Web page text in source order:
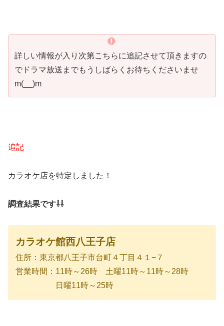
詳しい情報が入り次第こちらに追記させて頂きますの
でドラマ放送までもうしばらくお待ちくださいませ
m(__)m
追記
カラオケ店を特定しました！
調査結果です⇩⇩
カラオケ館西八王子店
住所：東京都八王子市台町４丁目４１−７
営業時間：11時～26時 土曜11時～11時～28時
日曜11時～25時